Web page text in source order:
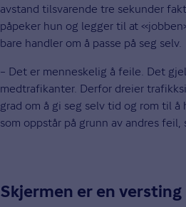
avstand tilsvarende tre sekunder
påpeker hun og legger til at
bare handler om å passe på seg selv.
– Det er menneskelig å feile. Det
medtrafikanter. Derfor dreier
grad om å gi seg selv tid og rom til
som oppstår på grunn av andres feil,
Skjermen er en versting